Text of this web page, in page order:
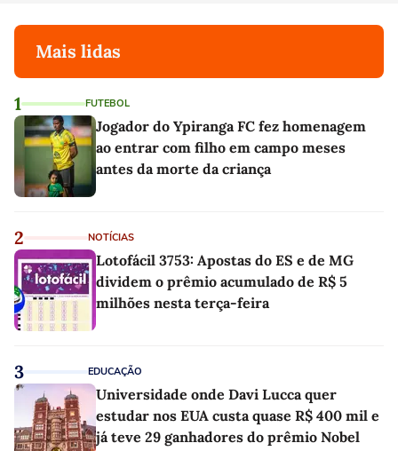
Mais lidas
1 FUTEBOL
Jogador do Ypiranga FC fez homenagem
ao entrar com filho em campo meses
antes da morte da criança
2 NOTÍCIAS
Lotofácil 3753: Apostas do ES e de MG
dividem o prêmio acumulado de R$ 5
milhões nesta terça-feira
3 EDUCAÇÃO
Universidade onde Davi Lucca quer
estudar nos EUA custa quase R$ 400 mil e
já teve 29 ganhadores do prêmio Nobel